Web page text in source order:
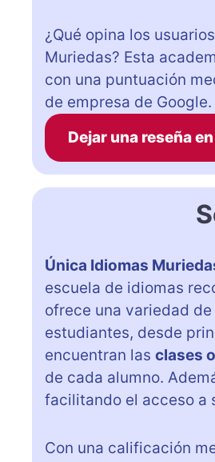
¿Qué opina los
Muriedas? Esta
con una puntuación
de empresa de Google.
Dejar una reseña
Única Idiomas
escuela de idiomas
ofrece una variedad
estudiantes, desde
encuentran las clases
de cada alumno.
facilitando el acceso a
Con una calificación